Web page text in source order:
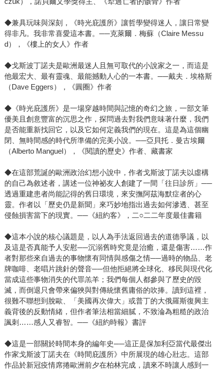
要照顧者不再理所當然的由女性或媳婦承擔；照顧方式也不
半世紀以來那些昭子們所付出的努力，或多或少已得到了些
遲來的肯定及解決。僅以此文獻給半世紀以來的昭子們，感
貢獻。
◆兼具玩味與深刻，《時光庇護所》讓哲學變得迷人，讓日常變
得非凡。我非常喜愛這本書。──克萊爾．梅蘇（Claire Messu
d），《樓上的女人》作者
◆戈斯波丁諾夫是歐洲最迷人且無可取代的小說家之一，而這是
他最宏大、最有靈魂、最能撼動人心的一本書。──戴夫．埃格斯
（Dave Eggers），《圓圈》作者
◆《時光庇護所》是一場穿越時間與記憶的奇幻之旅，一部文筆
優美且創意豐富的沉思之作，探問過去對我們意味著什麼，我們
是否能重新找回它，以及它如何定義我們的現在。這是為這個幽
閉、無時間感的時代所準備的完美小說。──亞貝托．曼古埃爾
（Alberto Manguel），《閱讀的歷史》作者、藏書家
◆在這部荒誕的歐洲政治幻想小說中，作者戈斯波丁諾夫以虛構
的自己為敘述者，講述一位神祕友人創建了一間「往日診所」──
透過重建患者尚能記得的舊日環境，來安撫阿茲海默症者的心
靈。作者以「歷史仍是新聞」來巧妙地指出過去如何滲透、甚至
侵蝕損害當下的現實。──《紐約客》，二○二二年度最佳書籍
◆這本小說的核心議題是，以人為手法返回過去的道德爭議，以
及這是否真能予人安慰──沉溺舊時究竟是治癒，還是傷害……作
者對那些來自過去的事物懷有同情與感傷之情──過時的物品、老
牌咖啡、老唱片跳針的聲音──但他拒絕將全球化、移民與現代化
當成這些事物消失的代罪羔羊；我們每個人都參與了歷史的毀
滅，而倒退只會帶來偏狹與對傳統懷舊庸俗的吹捧。讀到這裡，
很難不聯想到脫歐、「美國再次偉大」或普丁的大俄羅斯復興主
義背後的反動情緒，但作者筆法相當細膩，不致淪為粗糙的政治
諷刺……感人又睿智。──《紐約時報》書評
◆這是一部關於時間本身的編年史──這正是保加利亞當代最傑出
作家戈斯波丁諾夫在《時間庇護所》中所展現的雄心壯志。這部
作品於新冠疫情席捲歐洲前夕在柏林完成，讀來不時讓人感到一